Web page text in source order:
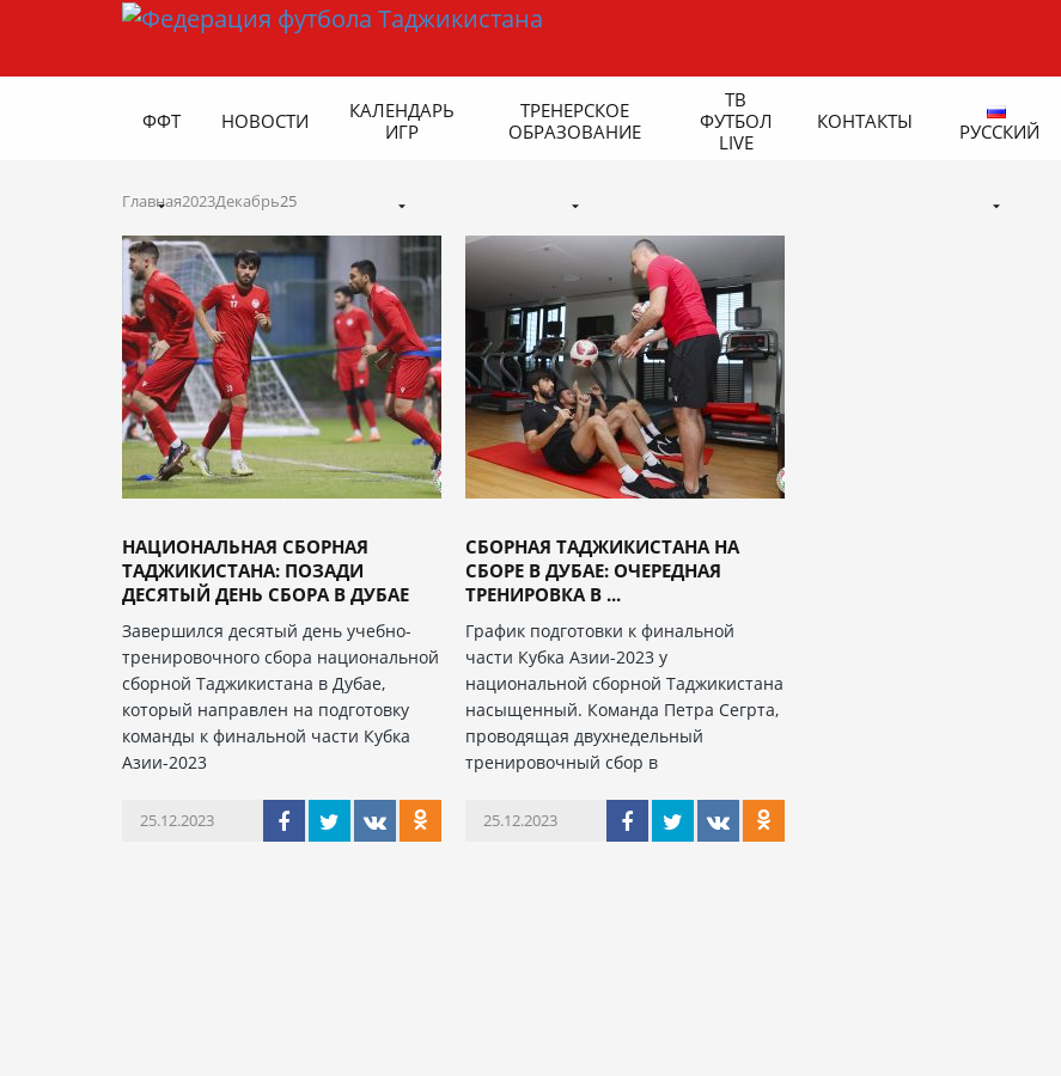
ФФТ НОВОСТИ
КАЛЕНДАРЬ
ИГР
ТРЕНЕРСКОЕ
ОБРАЗОВАНИЕ
ТВ
ФУТБОЛ
LIVE
КОНТАКТЫ РУССКИЙ
Главная2023Декабрь25
НАЦИОНАЛЬНАЯ CБОРНАЯ
ТАДЖИКИСТАНА: ПОЗАДИ
ДЕСЯТЫЙ ДЕНЬ СБОРА В ДУБАЕ
Завершился десятый день учебно-
тренировочного сбора национальной
сборной Таджикистана в Дубае,
который направлен на подготовку
команды к финальной части Кубка
Азии-2023
25.12.2023
СБОРНАЯ ТАДЖИКИСТАНА НА
СБОРЕ В ДУБАЕ: ОЧЕРЕДНАЯ
ТРЕНИРОВКА В ...
График подготовки к финальной
части Кубка Азии-2023 у
национальной сборной Таджикистана
насыщенный. Команда Петра Сегрта,
проводящая двухнедельный
тренировочный сбор в
25.12.2023